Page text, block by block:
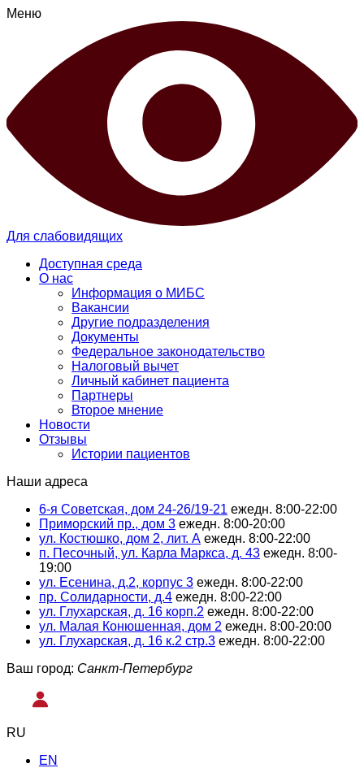
Меню
Для слабовидящих
Доступная среда
О нас
Информация о МИБС
Вакансии
Другие подразделения
Документы
Федеральное законодательство
Налоговый вычет
Личный кабинет пациента
Партнеры
Второе мнение
Новости
Отзывы
Истории пациентов
Наши адреса
6-я Советская, дом 24-26/19-21 ежедн. 8:00-22:00
Приморский пр., дом 3 ежедн. 8:00-20:00
ул. Костюшко, дом 2, лит. А ежедн. 8:00-22:00
п. Песочный, ул. Карла Маркса, д. 43 ежедн. 8:00-
19:00
ул. Есенина, д.2, корпус 3 ежедн. 8:00-22:00
пр. Солидарности, д.4 ежедн. 8:00-22:00
ул. Глухарская, д. 16 корп.2 ежедн. 8:00-22:00
ул. Малая Конюшенная, дом 2 ежедн. 8:00-20:00
ул. Глухарская, д. 16 к.2 стр.3 ежедн. 8:00-22:00
Ваш город: Санкт-Петербург
RU
EN